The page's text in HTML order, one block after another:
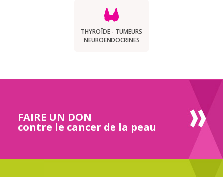
THYROÏDE - TUMEURS
NEUROENDOCRINES
FAIRE UN DON
contre le cancer de la peau